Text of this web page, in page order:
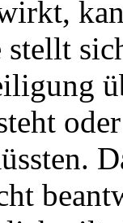
stellt